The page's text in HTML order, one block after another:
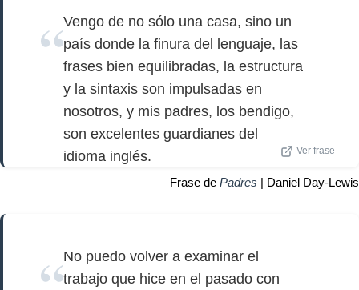
Vengo de no sólo una casa, sino un
país donde la finura del lenguaje, las
frases bien equilibradas, la estructura
y la sintaxis son impulsadas en
nosotros, y mis padres, los bendigo,
son excelentes guardianes del
idioma inglés.
Ver frase
Frase de Padres | Daniel Day-Lewis
No puedo volver a examinar el
trabajo que hice en el pasado con